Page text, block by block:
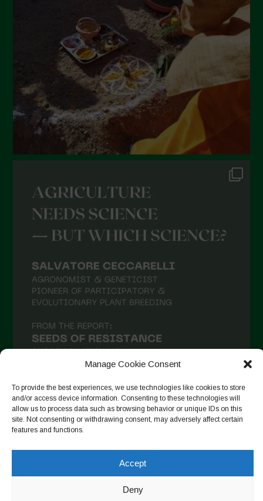
Manage Cookie Consent
To provide the best experiences, we use technologies like cookies to store
and/or access device information. Consenting to these technologies will
allow us to process data such as browsing behavior or unique IDs on this
site. Not consenting or withdrawing consent, may adversely affect certain
features and functions.
Accept
Deny
Seguir no Instagram